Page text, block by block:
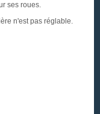
ses roues.
n'est pas réglable.